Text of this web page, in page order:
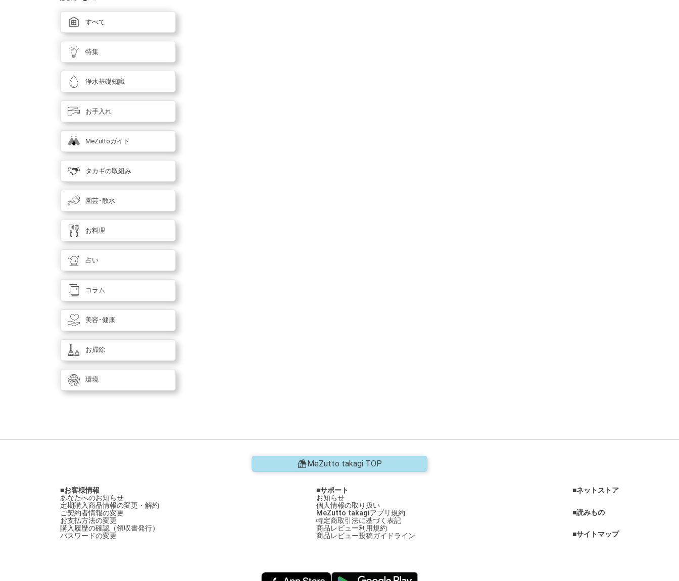
すべて
特集
浄水基礎知識
お手入れ
MeZuttoガイド
タカギの取組み
園芸･散水
お料理
占い
コラム
美容･健康
お掃除
環境
MeZutto takagi TOP
お客様情報
あなたへのお知らせ
定期購入商品情報の変更・解約
ご契約者情報の変更
お支払方法の変更
購入履歴の確認（領収書発行）
パスワードの変更
サポート
お知らせ
個人情報の取り扱い
MeZutto takagiアプリ規約
特定商取引法に基づく表記
商品レビュー利用規約
商品レビュー投稿ガイドライン
ネットストア
読みもの
サイトマップ